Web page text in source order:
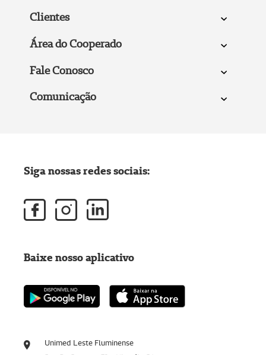
Clientes
Área do Cooperado
Fale Conosco
Comunicação
Unimed Leste Fluminense
Siga nossas redes sociais:
Baixe nosso aplicativo